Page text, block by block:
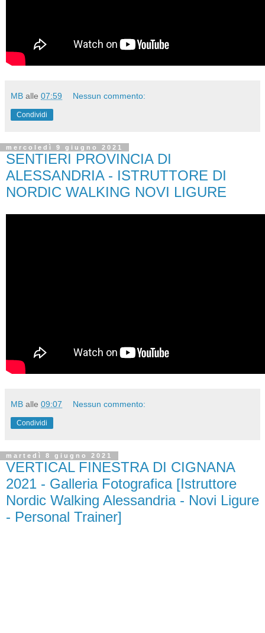
MB alle 07:59 Nessun commento:
Condividi
mercoledì 9 giugno 2021
SENTIERI PROVINCIA DI
ALESSANDRIA - ISTRUTTORE DI
NORDIC WALKING NOVI LIGURE
MB alle 09:07 Nessun commento:
Condividi
martedì 8 giugno 2021
VERTICAL FINESTRA DI CIGNANA
2021 - Galleria Fotografica [Istruttore
Nordic Walking Alessandria - Novi Ligure
- Personal Trainer]